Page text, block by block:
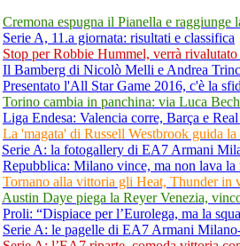
Cremona espugna il Pianella e raggiunge
Serie A, 11.a giornata: risultati e classifica
Stop per Robbie Hummel, verrà rivalutato
Il Bamberg di Nicolò Melli e Andrea
Presentato l'All Star Game 2016, c'è la
Torino cambia in panchina: via Luca
Liga Endesa: Valencia corre, Barça e
La 'magata' di Russell Westbrook guida
Serie A: la fotogallery di EA7 Armani
Repubblica: Milano vince, ma non lava la
Tornano alla vittoria gli Heat, Thunder in
Austin Daye piega la Reyer Venezia,
Proli: “Dispiace per l’Eurolega, ma la
Serie A: le pagelle di EA7 Armani